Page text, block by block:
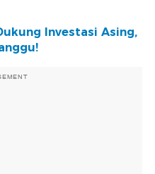
Investasi Asing,